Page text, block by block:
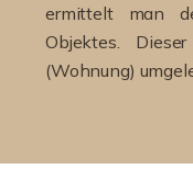
ermittelt man
Objektes.
(Wohnung)